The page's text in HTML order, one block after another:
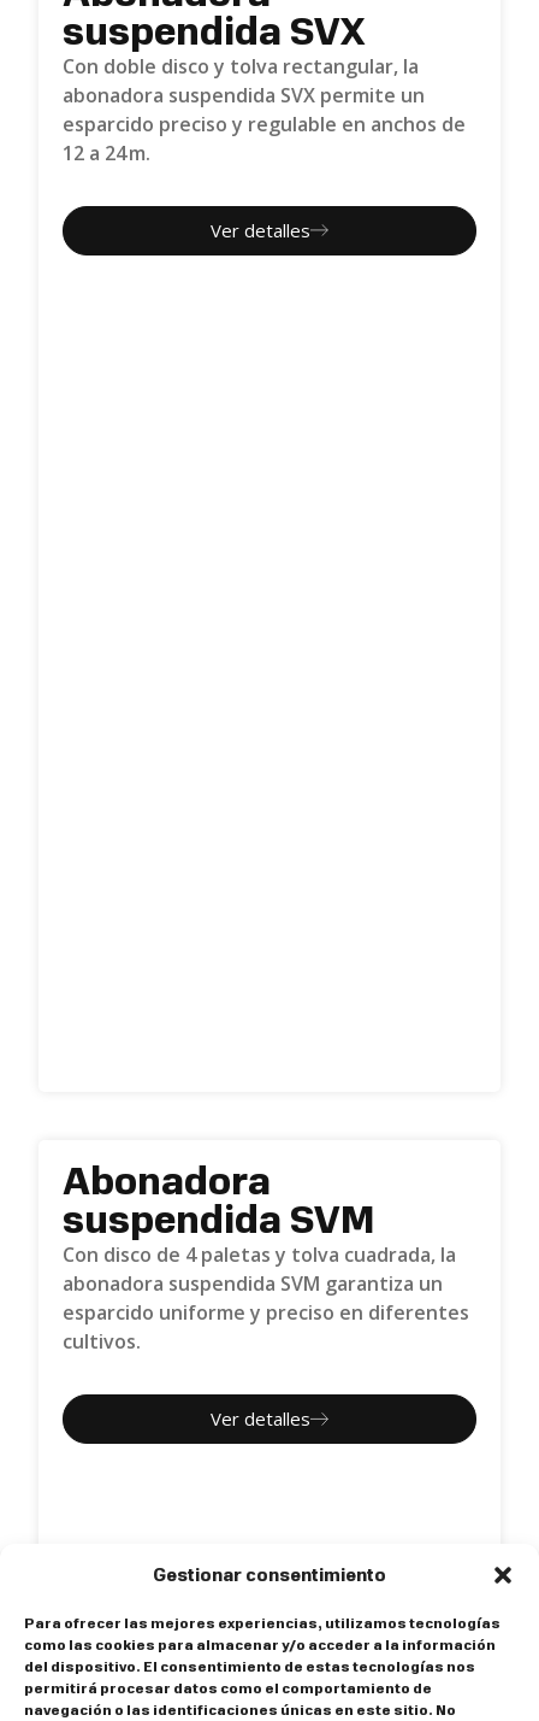
Gestionar consentimiento
Para ofrecer las mejores experiencias, utilizamos tecnologías
como las cookies para almacenar y/o acceder a la información
del dispositivo. El consentimiento de estas tecnologías nos
permitirá procesar datos como el comportamiento de
navegación o las identificaciones únicas en este sitio. No
suspendida SVX
Con doble disco y tolva rectangular, la
abonadora suspendida SVX permite un
esparcido preciso y regulable en anchos de
12 a 24 m.
Ver detalles
Abonadora
suspendida SVM
Con disco de 4 paletas y tolva cuadrada, la
abonadora suspendida SVM garantiza un
esparcido uniforme y preciso en diferentes
cultivos.
Ver detalles